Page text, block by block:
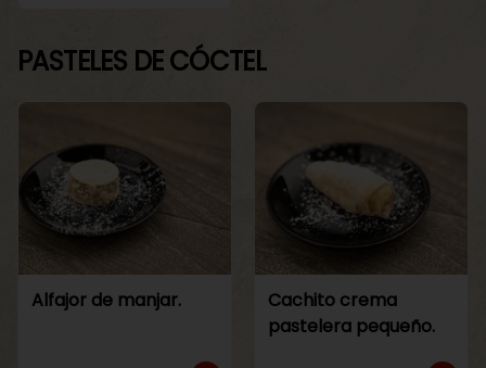
PASTELES DE CÓCTEL
Alfajor de manjar.
Cachito crema
pastelera pequeño.